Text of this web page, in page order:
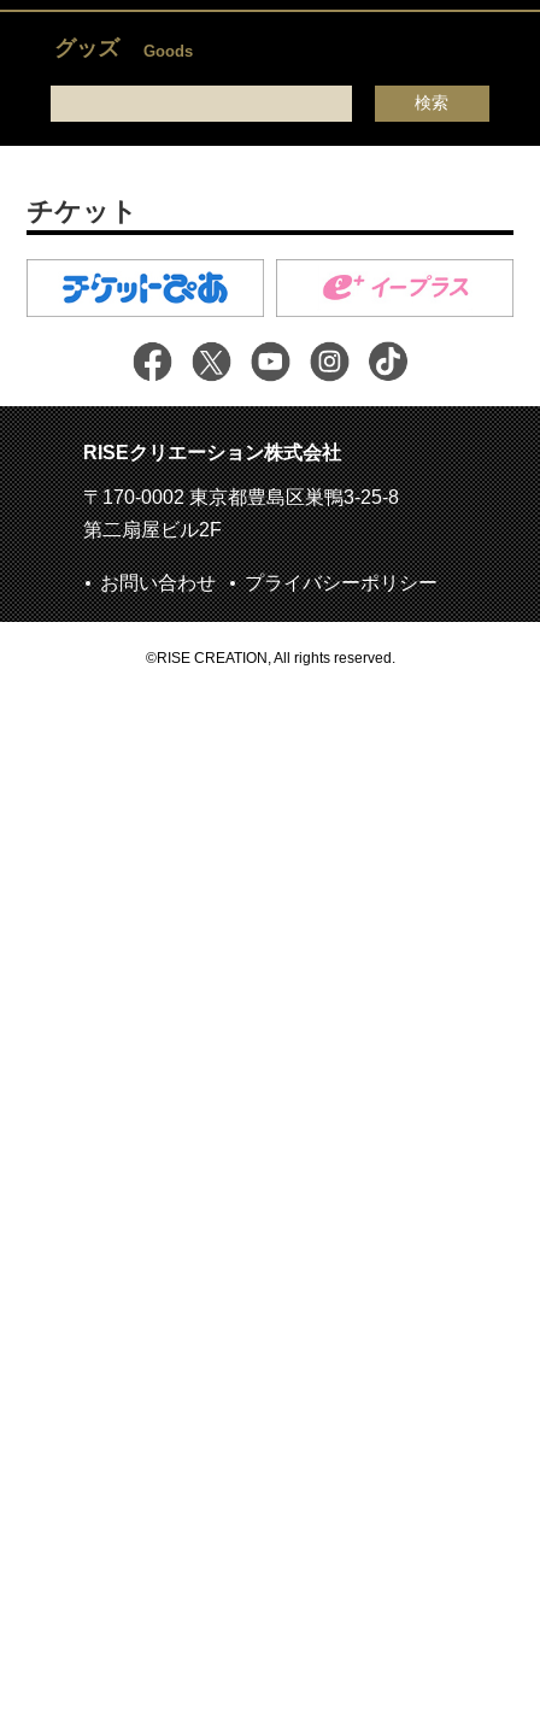
グッズ Goods
チケット
RISEクリエーション株式会社
〒170-0002 東京都豊島区巣鴨3-25-8
第二扇屋ビル2F
お問い合わせ プライバシーポリシー
©RISE CREATION, All rights reserved.